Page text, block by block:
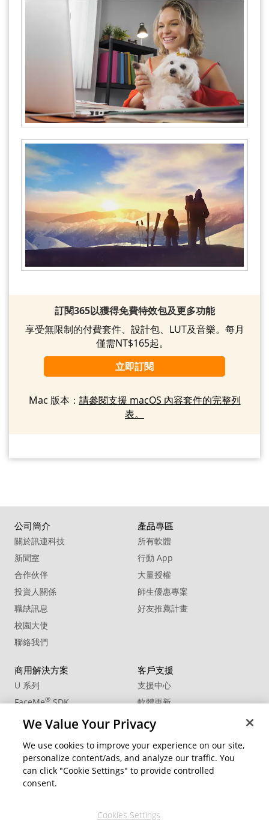
訂閱365以獲得免費特效包及更多功能
享受無限制的付費套件、設計包、LUT及音樂。每月
僅需NT$165起。
立即訂閱
Mac 版本： 請參閱支援 macOS 內容套件的完整列
表。
公司簡介
關於訊連科技
新聞室
合作伙伴
投資人關係
職缺訊息
校園大使
聯絡我們
產品專區
所有軟體
行動 App
大量授權
師生優惠專案
好友推薦計畫
商用解決方案
U 系列
FaceMe®SDK
客戶支援
支援中心
軟體更新
CCP國際專業認證
社群資源 變更地區
We Value Your Privacy
We use cookies to improve your experience on our site,
personalize content/ads, and analyze our traffic. You
can click "Cookie Settings" to provide controlled
consent.
Cookies Settings